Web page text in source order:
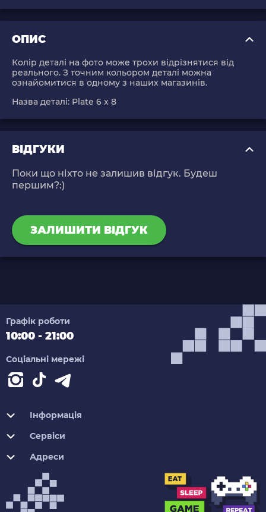
ОПИС
Колір деталі на фото може трохи відрізнятися від
реального. З точним кольором деталі можна
ознайомитися в одному з наших магазинів.
Назва деталі: Plate 6 x 8
ВІДГУКИ
Поки що ніхто не залишив відгук. Будеш
першим?:)
ЗАЛИШИТИ ВІДГУК
Графік роботи
10:00 - 21:00
Соціальні мережі
Інформація
Сервіси
Адреси